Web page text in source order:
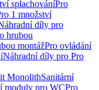
splachováníPro
1 množství
díly pro
hrubou
montážPro ovládání
Náhradní díly pro Pro
MonolithSanitární
moduly pro WCPro